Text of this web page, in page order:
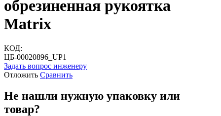
обрезиненная рукоятка
Matrix
КОД:
ЦБ-00020896_UP1
Задать вопрос инженеру
Отложить Сравнить
Не нашли нужную упаковку или
товар?